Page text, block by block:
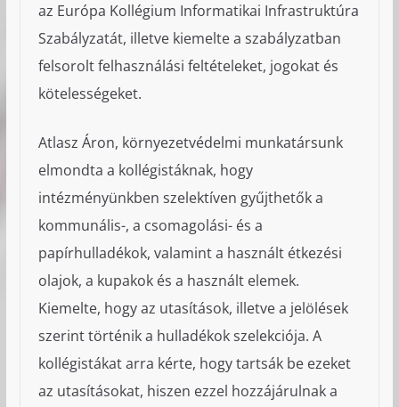
az Európa Kollégium Informatikai Infrastruktúra
Szabályzatát, illetve kiemelte a szabályzatban
felsorolt felhasználási feltételeket, jogokat és
kötelességeket.
Atlasz Áron, környezetvédelmi munkatársunk
elmondta a kollégistáknak, hogy
intézményünkben szelektíven gyűjthetők a
kommunális-, a csomagolási- és a
papírhulladékok, valamint a használt étkezési
olajok, a kupakok és a használt elemek.
Kiemelte, hogy az utasítások, illetve a jelölések
szerint történik a hulladékok szelekciója. A
kollégistákat arra kérte, hogy tartsák be ezeket
az utasításokat, hiszen ezzel hozzájárulnak a